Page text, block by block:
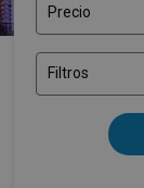
Precio
Filtros